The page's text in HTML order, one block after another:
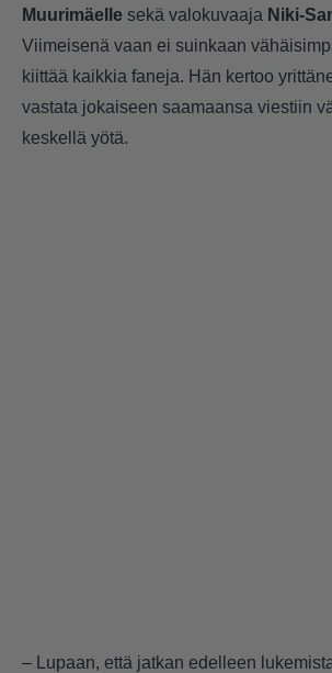
Muurimäelle sekä valokuvaaja Niki-
Viimeisenä vaan ei suinkaan
kiittää kaikkia faneja. Hän kertoo
vastata jokaiseen saamaansa viestiin
keskellä yötä.
– Lupaan, että jatkan edelleen